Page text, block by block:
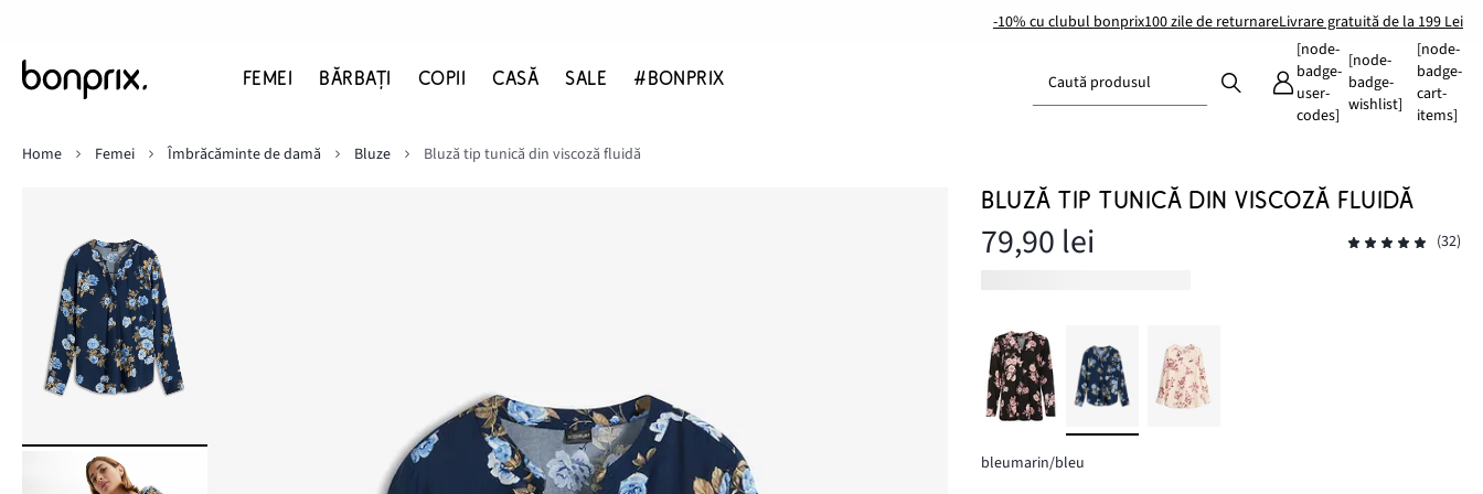
-10% cu clubul bonprix100 zile de returnareLivrare gratuită de la 199 Lei
FEMEI BĂRBAŢI COPII CASĂ SALE #BONPRIX Caută produsul
[node-
badge-
user-
codes]
[node-
badge-
wishlist]
[node-
badge-
cart-
items]
Home
Femei Îmbrăcăminte de damă Bluze Bluză tip tunică din viscoză fluidă
BLUZĂ TIP TUNICĂ DIN VISCOZĂ FLUIDĂ
79,90 lei (32)
bleumarin/bleu